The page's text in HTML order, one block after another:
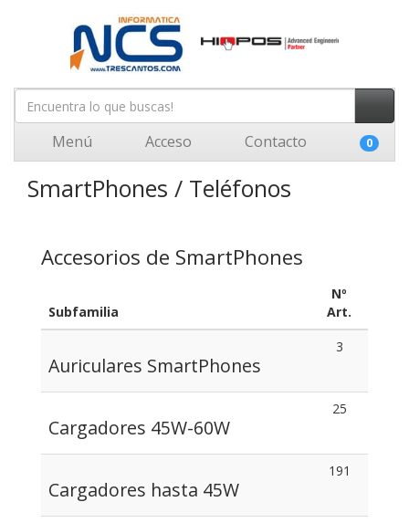
Menú Acceso Contacto 0
SmartPhones / Teléfonos
Accesorios de SmartPhones
Subfamilia
Nº
Art.
Auriculares SmartPhones
3
Cargadores 45W-60W
25
Cargadores hasta 45W
191